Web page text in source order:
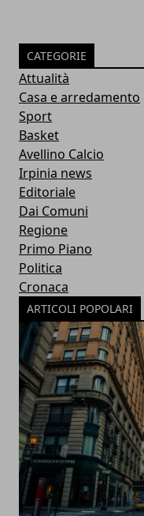
CATEGORIE
Attualità
Casa e arredamento
Sport
Basket
Avellino Calcio
Irpinia news
Editoriale
Dai Comuni
Regione
Primo Piano
Politica
Cronaca
ARTICOLI POPOLARI